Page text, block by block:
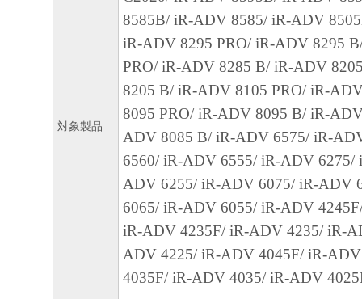
ェア」の使用または使用不能から生ずるい
失利益およびその他の派生的または付随的
これらに限定されない全ての損害を言いま
て、適用法で認められる限り、一切の責任
とします。たとえ、キヤノン、キヤノンの
ンの関連会社、それらの販売代理店または
損害の可能性について知らされていた場合
(3) キヤノン、キヤノンの子会社、キヤノ
れらの販売代理店または販売店のいずれも
ェア」、または「本ソフトウェア」の使用
連してお客様と第三者との間に生じたいか
ても、一切責任を負わないものとします。
対象製品
8585B/ iR-ADV 8585/ iR-ADV
iR-ADV 8295 PRO/ iR-ADV 8295
PRO/ iR-ADV 8285 B/ iR-ADV
8205 B/ iR-ADV 8105 PRO/ iR-
8095 PRO/ iR-ADV 8095 B/ iR-
ADV 8085 B/ iR-ADV 6575/ iR-
6560/ iR-ADV 6555/ iR-ADV 6275/
ADV 6255/ iR-ADV 6075/ iR-ADV
6065/ iR-ADV 6055/ iR-ADV
iR-ADV 4235F/ iR-ADV 4235/ iR-
ADV 4225/ iR-ADV 4045F/ iR-
4035F/ iR-ADV 4035/ iR-ADV